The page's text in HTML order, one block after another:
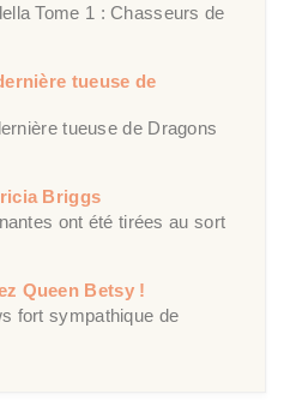
Tome 1 : Chasseurs de
tueuse de
tueuse de Dragons
Briggs
ont été tirées au sort
Queen Betsy !
fort sympathique de